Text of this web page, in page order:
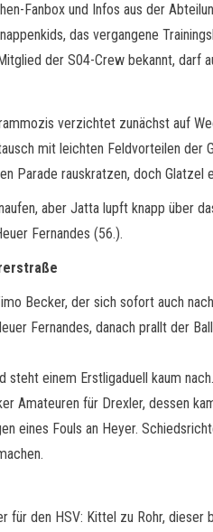
Fanbox und Infos aus der
das vergangene
der S04-Crew bekannt, darf
verzichtet zunächst auf
mit leichten Feldvorteilen
Parade rauskratzen, doch
aber Jatta lupft knapp über
Fernandes (56.).
Becker, der sich sofort auch
Fernandes, danach prallt der
steht einem Erstligaduell kaum
Amateuren für Drexler, dessen
eines Fouls an Heyer.
den HSV: Kittel zu Rohr,